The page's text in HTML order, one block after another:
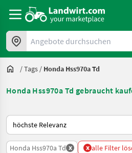
Angebote durchsuchen
/Tags / Honda Hss970a Td
Honda Hss970a Td gebraucht
So wird auf Landwirt.com sortiert
Honda Hss970a Td x x alle Filter